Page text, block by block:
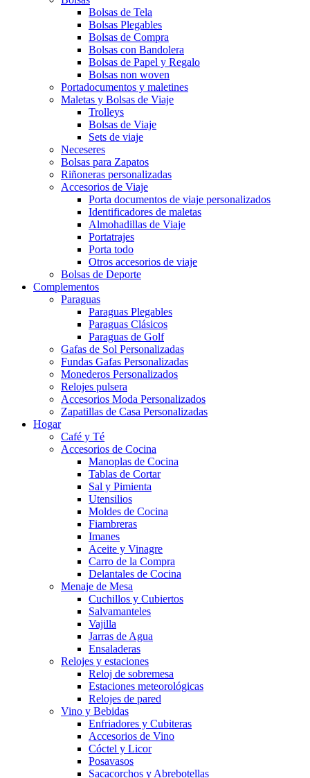
Bolsas de Tela
Bolsas Plegables
Bolsas de Compra
Bolsas con Bandolera
Bolsas de Papel y Regalo
Bolsas non woven
Portadocumentos y maletines
Maletas y Bolsas de Viaje
Trolleys
Bolsas de Viaje
Sets de viaje
Neceseres
Bolsas para Zapatos
Riñoneras personalizadas
Accesorios de Viaje
Porta documentos de viaje personalizados
Identificadores de maletas
Almohadillas de Viaje
Portatrajes
Porta todo
Otros accesorios de viaje
Bolsas de Deporte
Complementos
Paraguas
Paraguas Plegables
Paraguas Clásicos
Paraguas de Golf
Gafas de Sol Personalizadas
Fundas Gafas Personalizadas
Monederos Personalizados
Relojes pulsera
Accesorios Moda Personalizados
Zapatillas de Casa Personalizadas
Hogar
Café y Té
Accesorios de Cocina
Manoplas de Cocina
Tablas de Cortar
Sal y Pimienta
Utensilios
Moldes de Cocina
Fiambreras
Imanes
Aceite y Vinagre
Carro de la Compra
Delantales de Cocina
Menaje de Mesa
Cuchillos y Cubiertos
Salvamanteles
Vajilla
Jarras de Agua
Ensaladeras
Relojes y estaciones
Reloj de sobremesa
Estaciones meteorológicas
Relojes de pared
Vino y Bebidas
Enfriadores y Cubiteras
Accesorios de Vino
Cóctel y Licor
Posavasos
Sacacorchos y Abrebotellas